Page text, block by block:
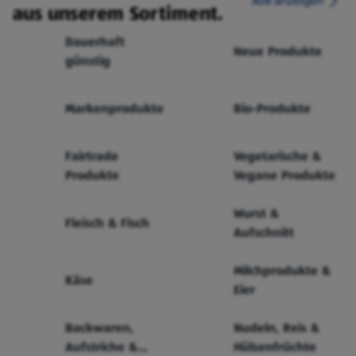
aus unserem Sortiment.
Dauerhaft
günstig
Neue Produkte
Markenprodukte Bio-Produkte
Fairtrade
Produkte
Vegetarische &
Vegane Produkte
Fleisch & Fisch
Wurst &
Aufschnitt
Käse
Milchprodukte &
Eier
Backwaren,
Aufstriche &
Nudeln, Reis &
Hülsenfrüchte